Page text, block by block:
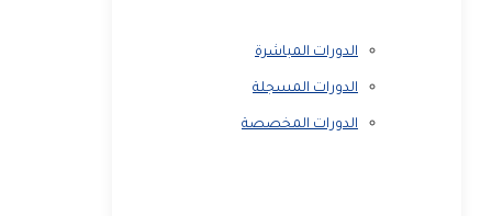
الدورات المباشرة
الدورات المسجلة
الدورات المخصصة